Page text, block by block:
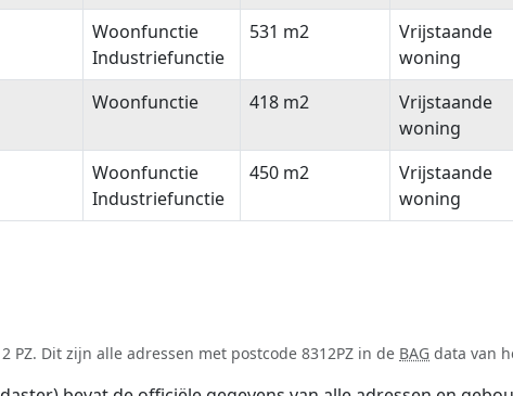
Woonfunctie
Industriefunctie
531 m2
Vrijstaande
woning
Woonfunctie 418 m2
Vrijstaande
woning
Woonfunctie
Industriefunctie
450 m2
Vrijstaande
woning
Dit zijn alle adressen met postcode 8312PZ in de BAG data van